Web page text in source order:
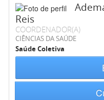
Reis
COORDENADOR(A)
CIÊNCIAS DA SAÚDE
Saúde Coletiva